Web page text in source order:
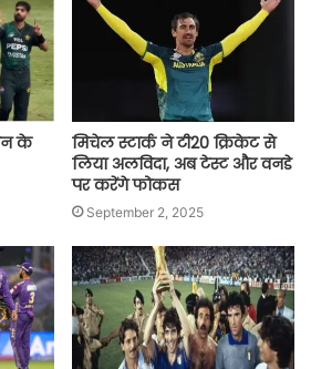
के
मिचेल स्टार्क ने टी20 क्रिकेट से
लिया अलविदा, अब टेस्ट और वनडे
पर करेंगे फोकस
September 2, 2025